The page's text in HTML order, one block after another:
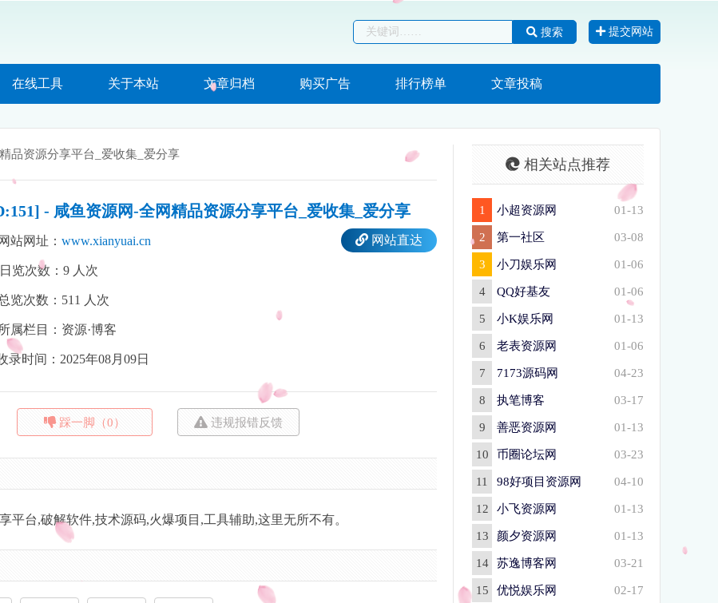
搜索 提交网站
在线工具 关于本站 文章归档 购买广告 排行榜单 文章投稿
品资源分享平台_爱收集_爱分享
- 咸鱼资源网-全网精品资源分享平台_爱收集_爱分享
网站网址： www.xianyuai.cn 网站直达
览次数： 9 人次
览次数： 511 人次
所属栏目：资源·博客
录时间：2025年08月09日
踩一脚（0） 违规报错反馈
平台,破解软件,技术源码,火爆项目,工具辅助,这里无所不有。
相关站点推荐
1 小超资源网 01-13
2 第一社区 03-08
3 小刀娱乐网 01-06
4 QQ好基友 01-06
5 小K娱乐网 01-13
6 老表资源网 01-06
7 7173源码网 04-23
8 执笔博客 03-17
9 善恶资源网 01-13
10 币圈论坛网 03-23
11 98好项目资源网 04-10
12 小飞资源网 01-13
13 颜夕资源网 01-13
14 苏逸博客网 03-21
15 优悦娱乐网 02-17